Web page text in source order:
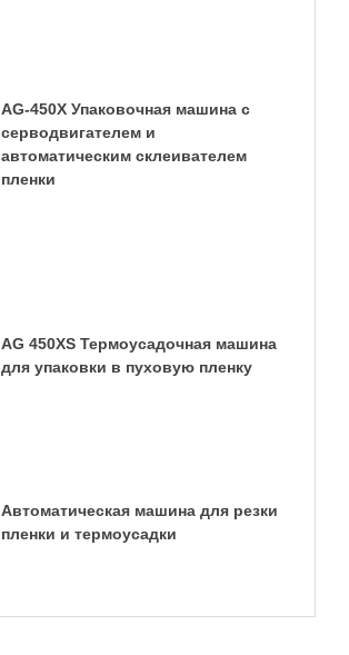
AG-450X Упаковочная машина с
серводвигателем и
автоматическим склеивателем
пленки
AG 450XS Термоусадочная машина
для упаковки в пуховую пленку
Автоматическая машина для резки
пленки и термоусадки